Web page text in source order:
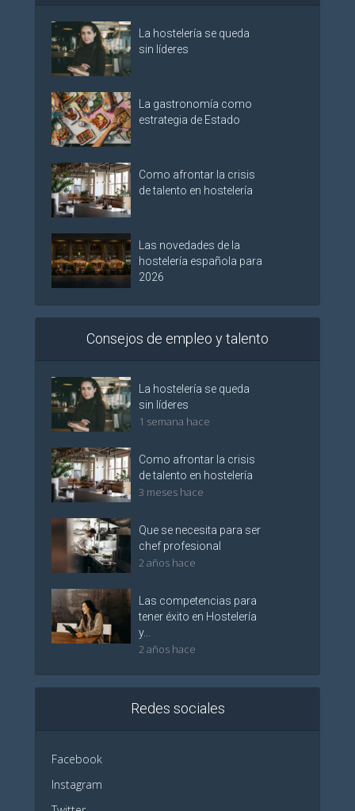
La hostelería se queda
sin líderes
La gastronomía como
estrategia de Estado
Como afrontar la crisis
de talento en hostelería
Las novedades de la
hostelería española para
2026
Consejos de empleo y talento
La hostelería se queda
sin líderes
1 semana hace
Como afrontar la crisis
de talento en hostelería
3 meses hace
Que se necesita para ser
chef profesional
2 años hace
Las competencias para
tener éxito en Hostelería
y...
2 años hace
Redes sociales
Facebook
Instagram